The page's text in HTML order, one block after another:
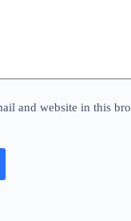
and website in this